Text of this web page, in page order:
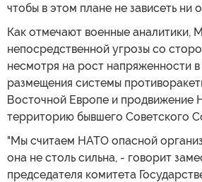
чтобы в этом плане не зависеть ни
Как отмечают военные аналитики,
непосредственной угрозы со
несмотря на рост напряженности
размещения системы
Восточной Европе и продвижение
территорию бывшего Советского
"Мы считаем НАТО опасной
она не столь сильна, - говорит
председателя комитета